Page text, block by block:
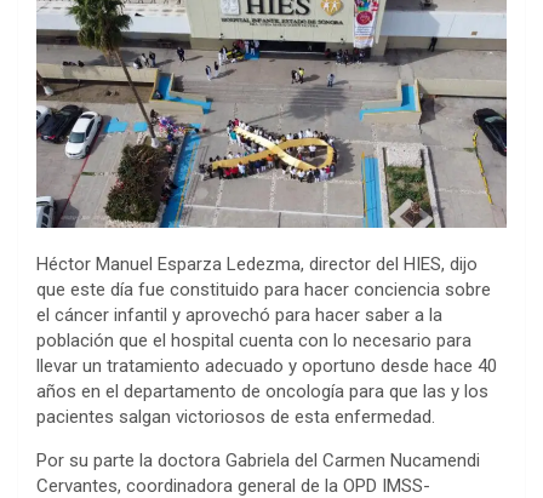
Héctor Manuel Esparza Ledezma, director del HIES, dijo
que este día fue constituido para hacer conciencia sobre
el cáncer infantil y aprovechó para hacer saber a la
población que el hospital cuenta con lo necesario para
llevar un tratamiento adecuado y oportuno desde hace 40
años en el departamento de oncología para que las y los
pacientes salgan victoriosos de esta enfermedad.
Por su parte la doctora Gabriela del Carmen Nucamendi
Cervantes, coordinadora general de la OPD IMSS-